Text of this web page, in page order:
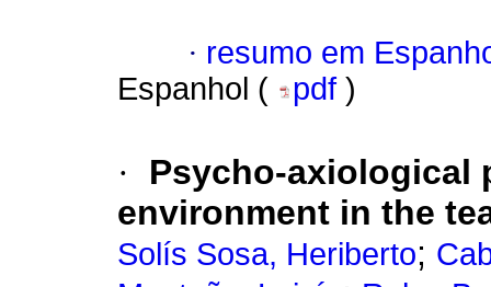
· resumo em
Espanhol (
pdf )
·
Psycho-axiological
environment in the
Solís Sosa, Heriberto;